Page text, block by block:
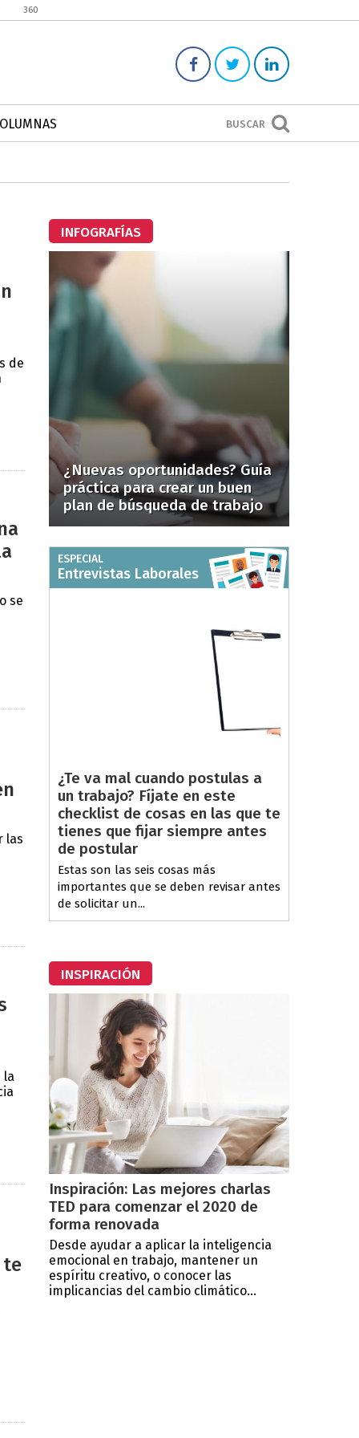
360
BUSCAR
de
se
las
la
te
INFOGRAFÍAS
¿Nuevas oportunidades? Guía
práctica para crear un buen
plan de búsqueda de trabajo
ESPECIAL
Entrevistas Laborales
¿Te va mal cuando postulas a
un trabajo? Fíjate en este
checklist de cosas en las que te
tienes que fijar siempre antes
de postular
Estas son las seis cosas más
importantes que se deben revisar antes
de solicitar un...
INSPIRACIÓN
Inspiración: Las mejores charlas
TED para comenzar el 2020 de
forma renovada
Desde ayudar a aplicar la inteligencia
emocional en trabajo, mantener un
espíritu creativo, o conocer las
implicancias del cambio climático...